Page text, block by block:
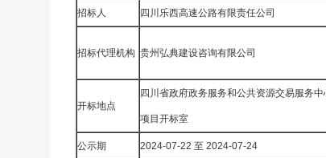
招标人 四川乐西高速公路有限责任公司
招标代理机构 贵州弘典建设咨询有限公司
开标地点
四川省政府政务服务和公共资源交易服务
项目开标室
公示期 2024-07-22 至 2024-07-24